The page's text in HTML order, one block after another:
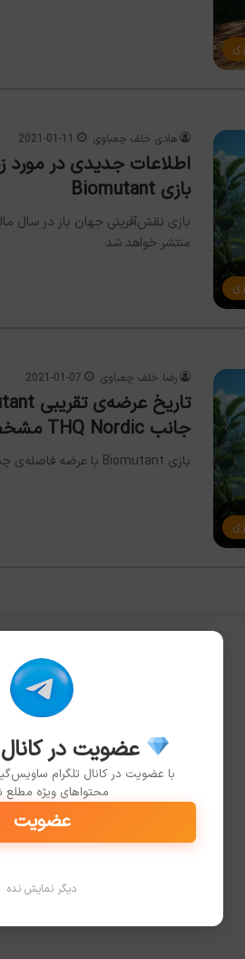
هادی خلف چعباوی 2021-01-11
اطلاعات جدیدی در مورد
بازی Biomutant
بازی نقش‌آفرینی جهان باز در سال
منتشر خواهد شد
رضا خلف چعباوی 2021-01-07
جانب THQ Nordic مشخص شد
بازی Biomutant با عرضه فاصله‌ی چندانی ندارد
عضویت در کانال
با عضویت در کانال تلگرام
محتواهای ویژه مطلع
عضویت
دیگر نمایش نده